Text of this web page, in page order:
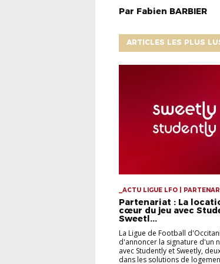
Par Fabien BARBIER
ARTICLES LES PLUS
_ACTU LIGUE LFO |
Partenariat : La
cœur du jeu avec
Sweetl...
La Ligue de Football
d'annoncer la signature d'un
avec Studently et Sweetly,
dans les solutions de